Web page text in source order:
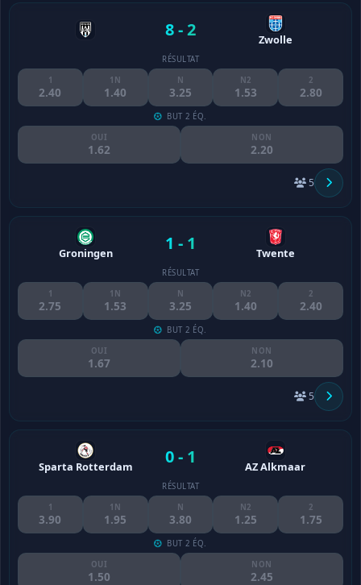
8 - 2 Zwolle
RÉSULTAT
1
2.40
1N
1.40
N
3.25
N2
1.53
2
2.80
BUT 2 ÉQ.
OUI
1.62
NON
2.20
5
Groningen 1 - 1 Twente
RÉSULTAT
1
2.75
1N
1.53
N
3.25
N2
1.40
2
2.40
BUT 2 ÉQ.
OUI
1.67
NON
2.10
5
Sparta Rotterdam 0 - 1 AZ Alkmaar
RÉSULTAT
1
3.90
1N
1.95
N
3.80
N2
1.25
2
1.75
BUT 2 ÉQ.
OUI
1.50
NON
2.45